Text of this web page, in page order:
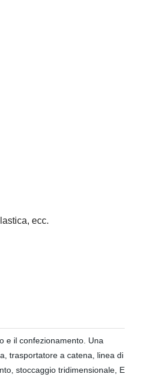
ecc.
e il confezionamento. Una
trasportatore a catena, linea di
stoccaggio tridimensionale, E